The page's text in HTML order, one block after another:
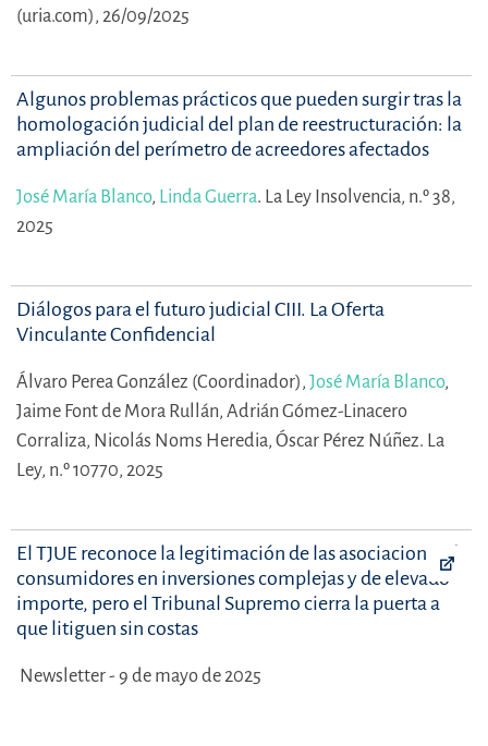
(uria.com), 26/09/2025
Algunos problemas prácticos que pueden surgir tras la
homologación judicial del plan de reestructuración: la
ampliación del perímetro de acreedores afectados
José María Blanco, Linda Guerra. La Ley Insolvencia, n.º 38,
2025
Diálogos para el futuro judicial CIII. La Oferta
Vinculante Confidencial
Álvaro Perea González (Coordinador), José María Blanco,
Jaime Font de Mora Rullán, Adrián Gómez-Linacero
Corraliza, Nicolás Noms Heredia, Óscar Pérez Núñez. La
Ley, n.º 10770, 2025
El TJUE reconoce la legitimación de las asociaciones de
consumidores en inversiones complejas y de elevado
importe, pero el Tribunal Supremo cierra la puerta a
que litiguen sin costas
Newsletter - 9 de mayo de 2025